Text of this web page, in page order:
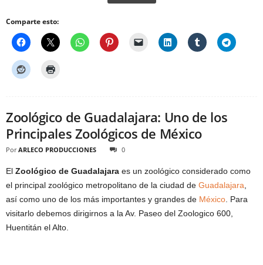
Comparte esto:
Zoológico de Guadalajara: Uno de los
Principales Zoológicos de México
Por ARLECO PRODUCCIONES 0
El Zoológico de Guadalajara es un zoológico considerado como
el principal zoológico metropolitano de la ciudad de Guadalajara
así como uno de los más importantes y grandes de México . Para
visitarlo debemos dirigirnos a la Av. Paseo del Zoologico 600,
Huentitán el Alto.